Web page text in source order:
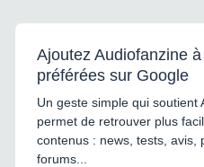
Ajoutez Audiofanzine
préférées sur Google
Un geste simple qui soutient
permet de retrouver plus
contenus : news, tests, avis,
forums...